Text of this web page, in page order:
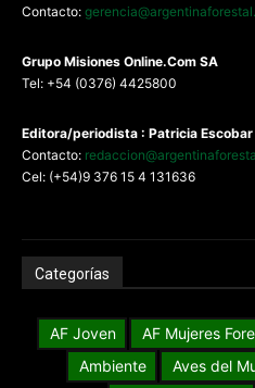
Contacto:
Grupo Misiones Online.Com SA
Tel: +54 (0376) 4425800
Editora/periodista : Patricia Escobar
Contacto:
Cel: (+54)9 376 15 4 131636
Categorías
AF Joven AF Mujeres
Ambiente
Aves del